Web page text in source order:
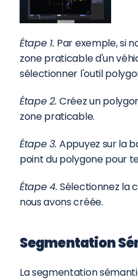
Étape 1. Par exemple, si
zone praticable d'un
sélectionner l'outil
Étape 2. Créez un
zone praticable.
Étape 3. Appuyez sur la
point du polygone pour
Étape 4. Sélectionnez la
nous avons créée.
Segmentation
La segmentation